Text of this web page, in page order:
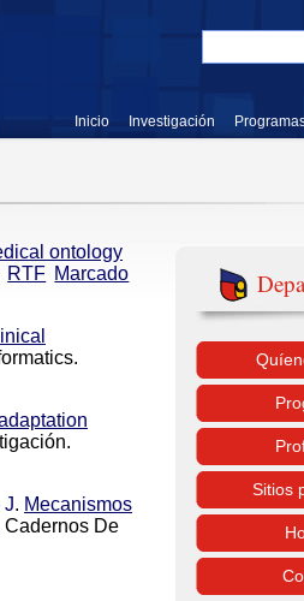
Inicio Investigación
ontology
RTF Marcado
J. Mecanismos
Cadernos De
Sitios